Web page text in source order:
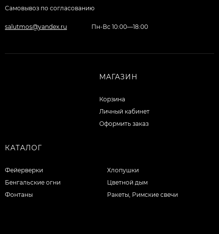
Самовывоз по согласованию
salutmos@yandex.ru Пн-Вс 10:00—18:00
МАГАЗИН
Корзина
Личный кабинет
Оформить заказ
КАТАЛОГ
Фейерверки
Бенгальские огни
Фонтаны
Хлопушки
Цветной дым
Ракеты, Римские свечи